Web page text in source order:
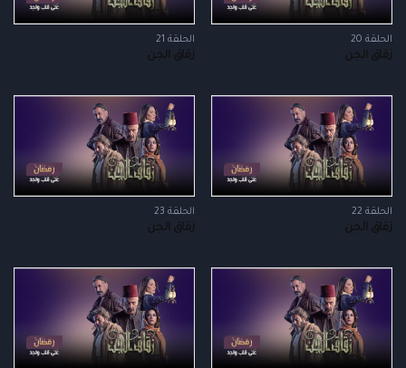
الحلقة 20
زقاق الجن
الحلقة 21
زقاق الجن
الحلقة 22
زقاق الجن
الحلقة 23
زقاق الجن